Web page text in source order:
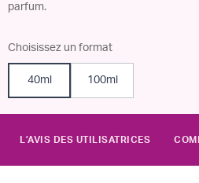
parfum.
Choisissez un format
40ml 100ml
L’AVIS DES UTILISATRICES